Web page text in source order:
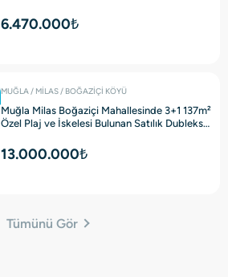
6.470.000₺
MUĞLA / MİLAS / BOĞAZİÇİ KÖYÜ
Muğla Milas Boğaziçi Mahallesinde 3+1 137m²
Özel Plaj ve İskelesi Bulunan Satılık Dubleks
13.000.000₺
Tümünü Gör